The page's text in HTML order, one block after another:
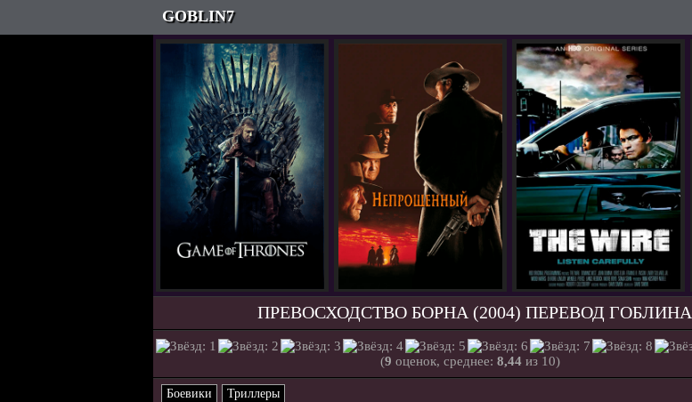
GOBLIN7
ПРЕВОСХОДСТВО БОРНА (2004) ПЕРЕВОД ГОБЛИНА
(9 оценок, среднее: 8,44 из 10)
Боевики Триллеры